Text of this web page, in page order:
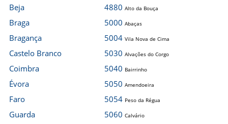
Beja
Braga
Bragança
Castelo Branco
Coimbra
Évora
Faro
Guarda
4880 Alto da Bouça
5000 Abaças
5004 Vila Nova de Cima
5030 Alvações do Corgo
5040 Bairrinho
5050 Amendoeira
5054 Peso da Régua
5060 Calvário